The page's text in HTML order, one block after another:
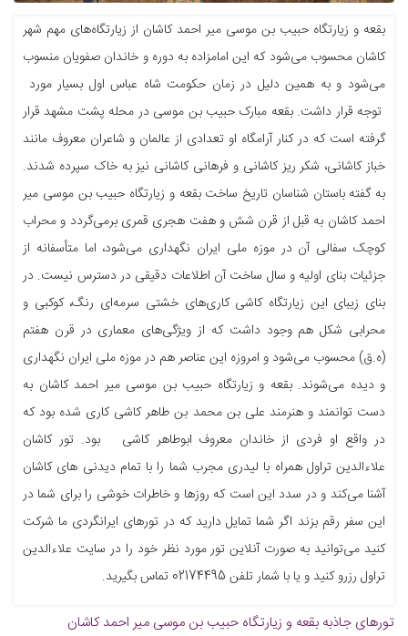
بقعه و زیارتگاه حبیب بن موسی میر احمد کاشان از زیارتگاه‌های مهم شهر
کاشان محسوب می‌شود که این امامزاده به دوره و خاندان صفویان منسوب
می‌شود و به همین دلیل در زمان حکومت شاه عباس اول بسیار مورد
توجه قرار داشت. بقعه مبارک حبیب بن موسی در محله پشت مشهد قرار
گرفته است که در کنار آرامگاه او تعدادی از عالمان و شاعران معروف مانند
خباز کاشانی، شکر ریز کاشانی و فرهانی کاشانی نیز به خاک سپرده شدند.
به گفته باستان شناسان تاریخ ساخت بقعه و زیارتگاه حبیب بن موسی میر
احمد کاشان به قبل از قرن شش و هفت هجری قمری برمی‌گردد و محراب
کوچک سفالی آن در موزه ملی ایران نگهداری می‌شود، اما متأسفانه از
جزئیات بنای اولیه و سال ساخت آن اطلاعات دقیقی در دسترس نیست. در
بنای زیبای این زیارتگاه کاشی کاری‌های خشتی سرمه‌ای رنگ، کوکبی و
محرابی شکل هم وجود داشت که از ویژگی‌های معماری در قرن هفتم
(ه.ق) محسوب می‌شود و امروزه این عناصر هم در موزه ملی ایران نگهداری
و دیده می‌شوند. بقعه و زیارتگاه حبیب بن موسی میر احمد کاشان به
دست توانمند و هنرمند علی بن محمد بن طاهر کاشی کاری شده بود که
در واقع او فردی از خاندان معروف ابوطاهر کاشی بود. تور کاشان
علاءالدین تراول همراه با لیدری مجرب شما را با تمام دیدنی های کاشان
آشنا می‌کند و در سدد این است که روزها و خاطرات خوشی را برای شما در
این سفر رقم بزند اگر شما تمایل دارید که در تورهای ایرانگردی ما شرکت
کنید می‌توانید به صورت آنلاین تور مورد نظر خود را در سایت علاءالدین
تراول رزرو کنید و یا با شمار تلفن 02174495 تماس بگیرید.
تورهای جاذبه بقعه و زیارتگاه حبیب بن موسی میر احمد کاشان